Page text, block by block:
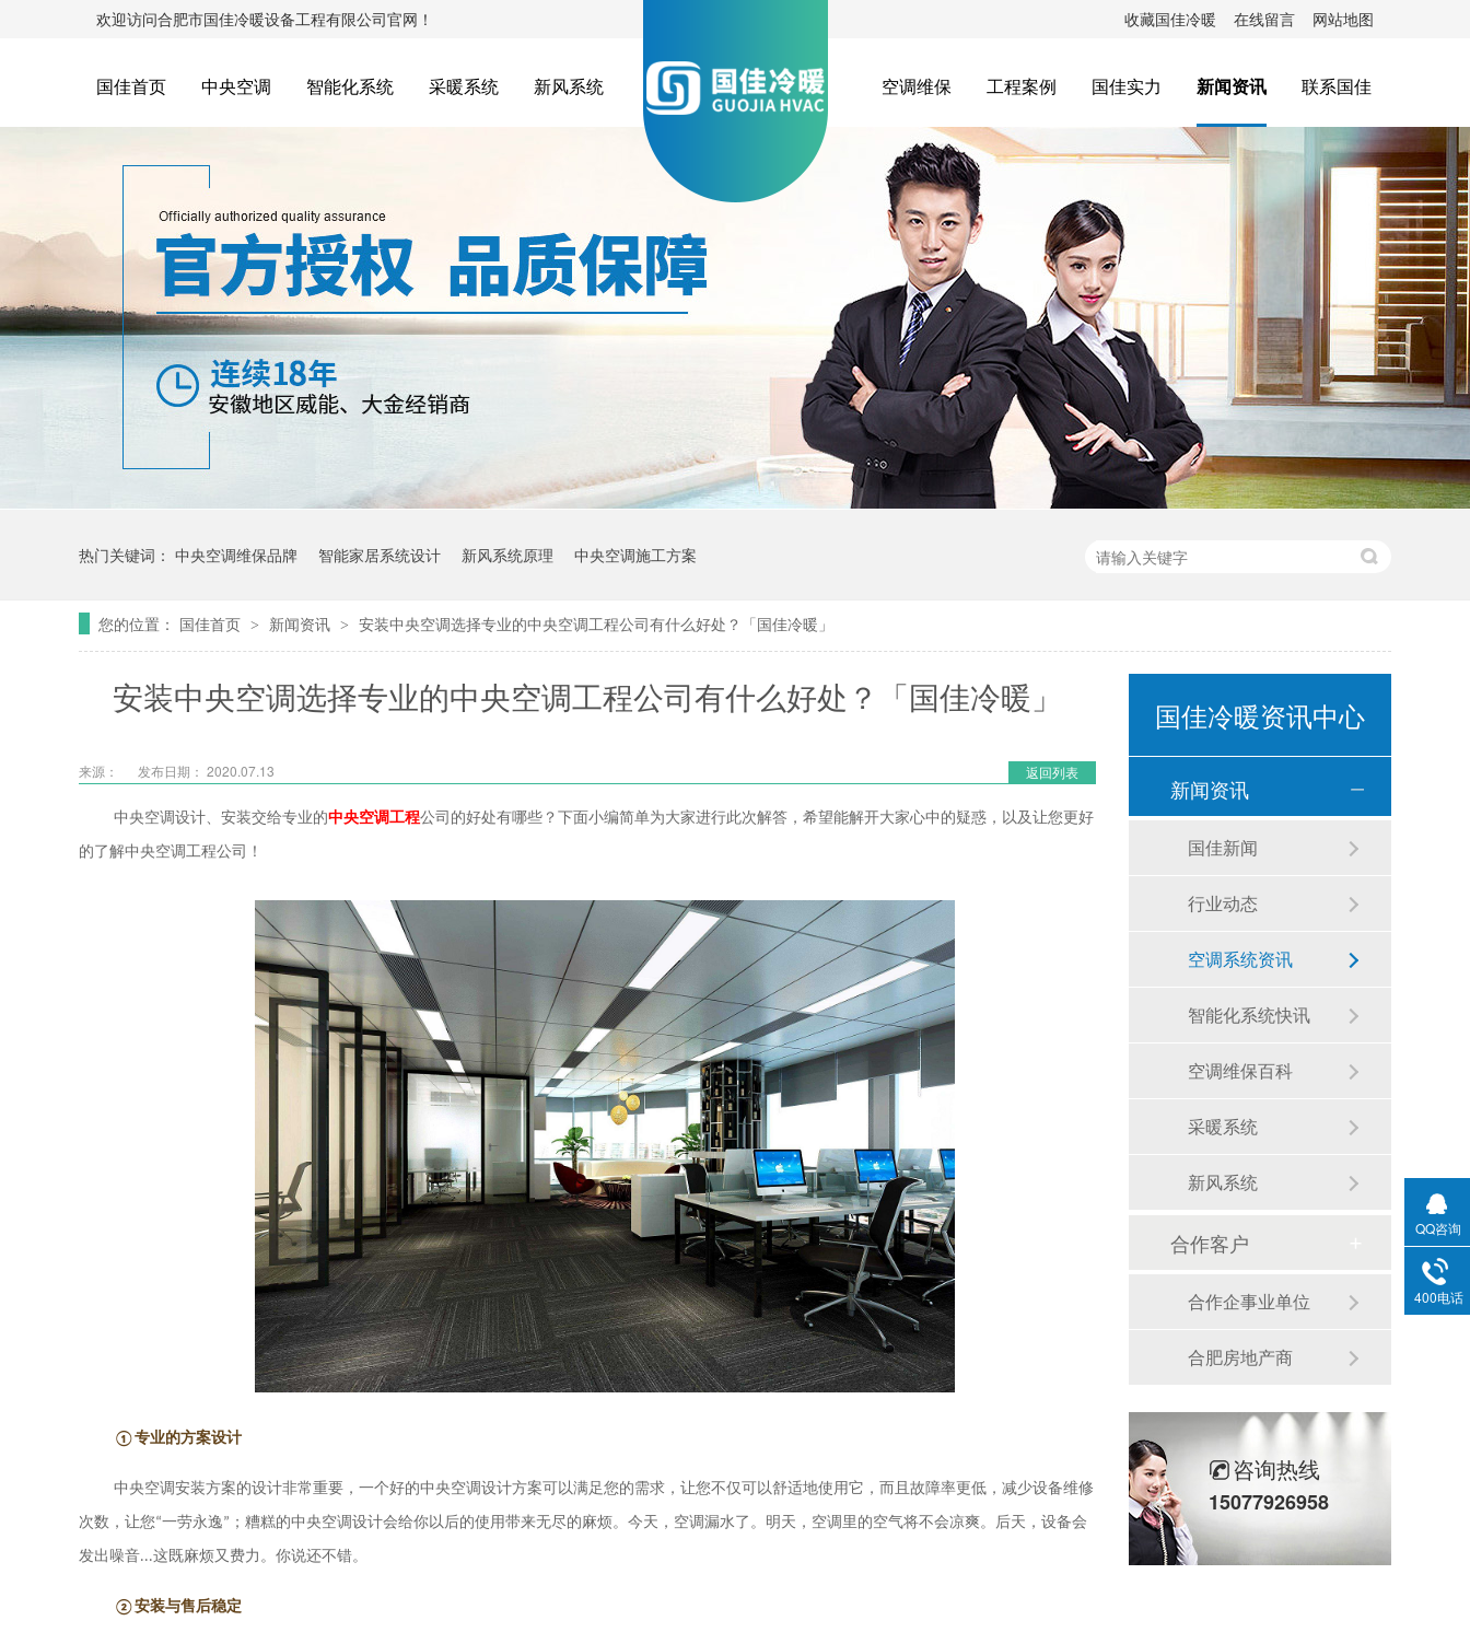
收藏国佳冷暖 在线留言 网站地图
欢迎访问合肥市国佳冷暖设备工程有限公司官网！
国佳首页 中央空调 智能化系统 采暖系统 新风系统 空调维保 工程案例 国佳实力 新闻资讯 联系国佳
热门关键词： 中央空调维保品牌 智能家居系统设计 新风系统原理 中央空调施工方案
您的位置： 国佳首页 > 新闻资讯 > 安装中央空调选择专业的中央空调工程公司有什么好处？「国佳冷暖」
安装中央空调选择专业的中央空调工程公司有什么好处？「国佳冷暖」
返回列表
来源： 发布日期： 2020.07.13
中央空调设计、安装交给专业的中央空调工程公司的好处有哪些？下面小编简单为大家进行此次解答，希望能解开大家心中的疑惑，以及让您更好
的了解中央空调工程公司！
①专业的方案设计
中央空调安装方案的设计非常重要，一个好的中央空调设计方案可以满足您的需求，让您不仅可以舒适地使用它，而且故障率更低，减少设备维修
次数，让您“一劳永逸”；糟糕的中央空调设计会给你以后的使用带来无尽的麻烦。今天，空调漏水了。明天，空调里的空气将不会凉爽。后天，设备会
发出噪音...这既麻烦又费力。你说还不错。
②安装与售后稳定
国佳冷暖资讯中心
新闻资讯
国佳新闻
行业动态
空调系统资讯
智能化系统快讯
空调维保百科
采暖系统
新风系统
合作客户
合作企事业单位
合肥房地产商
咨询热线
15077926958
QQ咨询
400电话